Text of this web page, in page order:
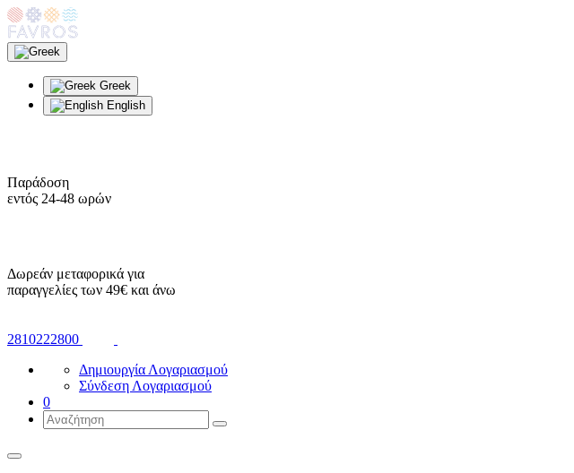
Greek
English
Παράδοση
εντός 24-48 ωρών
Δωρεάν μεταφορικά για
παραγγελίες των 49€ και άνω
2810222800
Δημιουργία Λογαριασμού
Σύνδεση Λογαριασμού
0